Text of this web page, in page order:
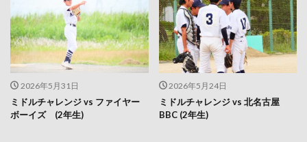
2026年5月31日
ミドルチャレンジ vs ファイヤー
ボーイズ (2年生)
2026年5月24日
ミドルチャレンジ vs 北名古屋
BBC (2年生)